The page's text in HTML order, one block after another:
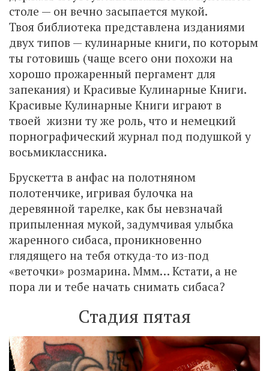
столе — он вечно засыпается мукой.
Твоя библиотека представлена изданиями
двух типов — кулинарные книги, по которым
ты готовишь (чаще всего они похожи на
хорошо прожаренный пергамент для
запекания) и Красивые Кулинарные Книги.
Красивые Кулинарные Книги играют в
твоей жизни ту же роль, что и немецкий
порнографический журнал под подушкой у
восьмиклассника.
Брускетта в анфас на полотняном
полотенчике, игривая булочка на
деревянной тарелке, как бы невзначай
припыленная мукой, задумчивая улыбка
жаренного сибаса, проникновенно
глядящего на тебя откуда-то из-под
«веточки» розмарина. Ммм… Кстати, а не
пора ли и тебе начать снимать сибаса?
Стадия пятая